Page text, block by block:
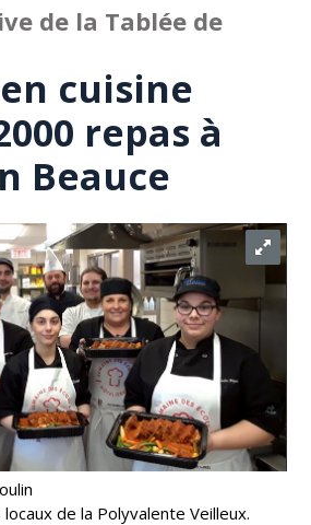
de la Tablée de
en cuisine
repas à
Beauce
de la Polyvalente Veilleux.